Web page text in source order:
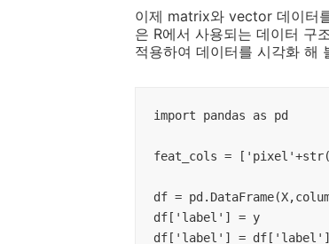
이제 matrix와 vector 데이터
은 R에서 사용되는 데이터 구
적용하여 데이터를 시각화 해
import pandas as pd
feat_cols =
df =
df['label'] = y
df['label'] =